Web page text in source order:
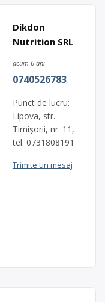
Dikdon
Nutrition SRL
acum 6 ani
0740526783
Punct de lucru:
Lipova, str.
Timișorii, nr. 11,
tel. 0731808191
Trimite un mesaj